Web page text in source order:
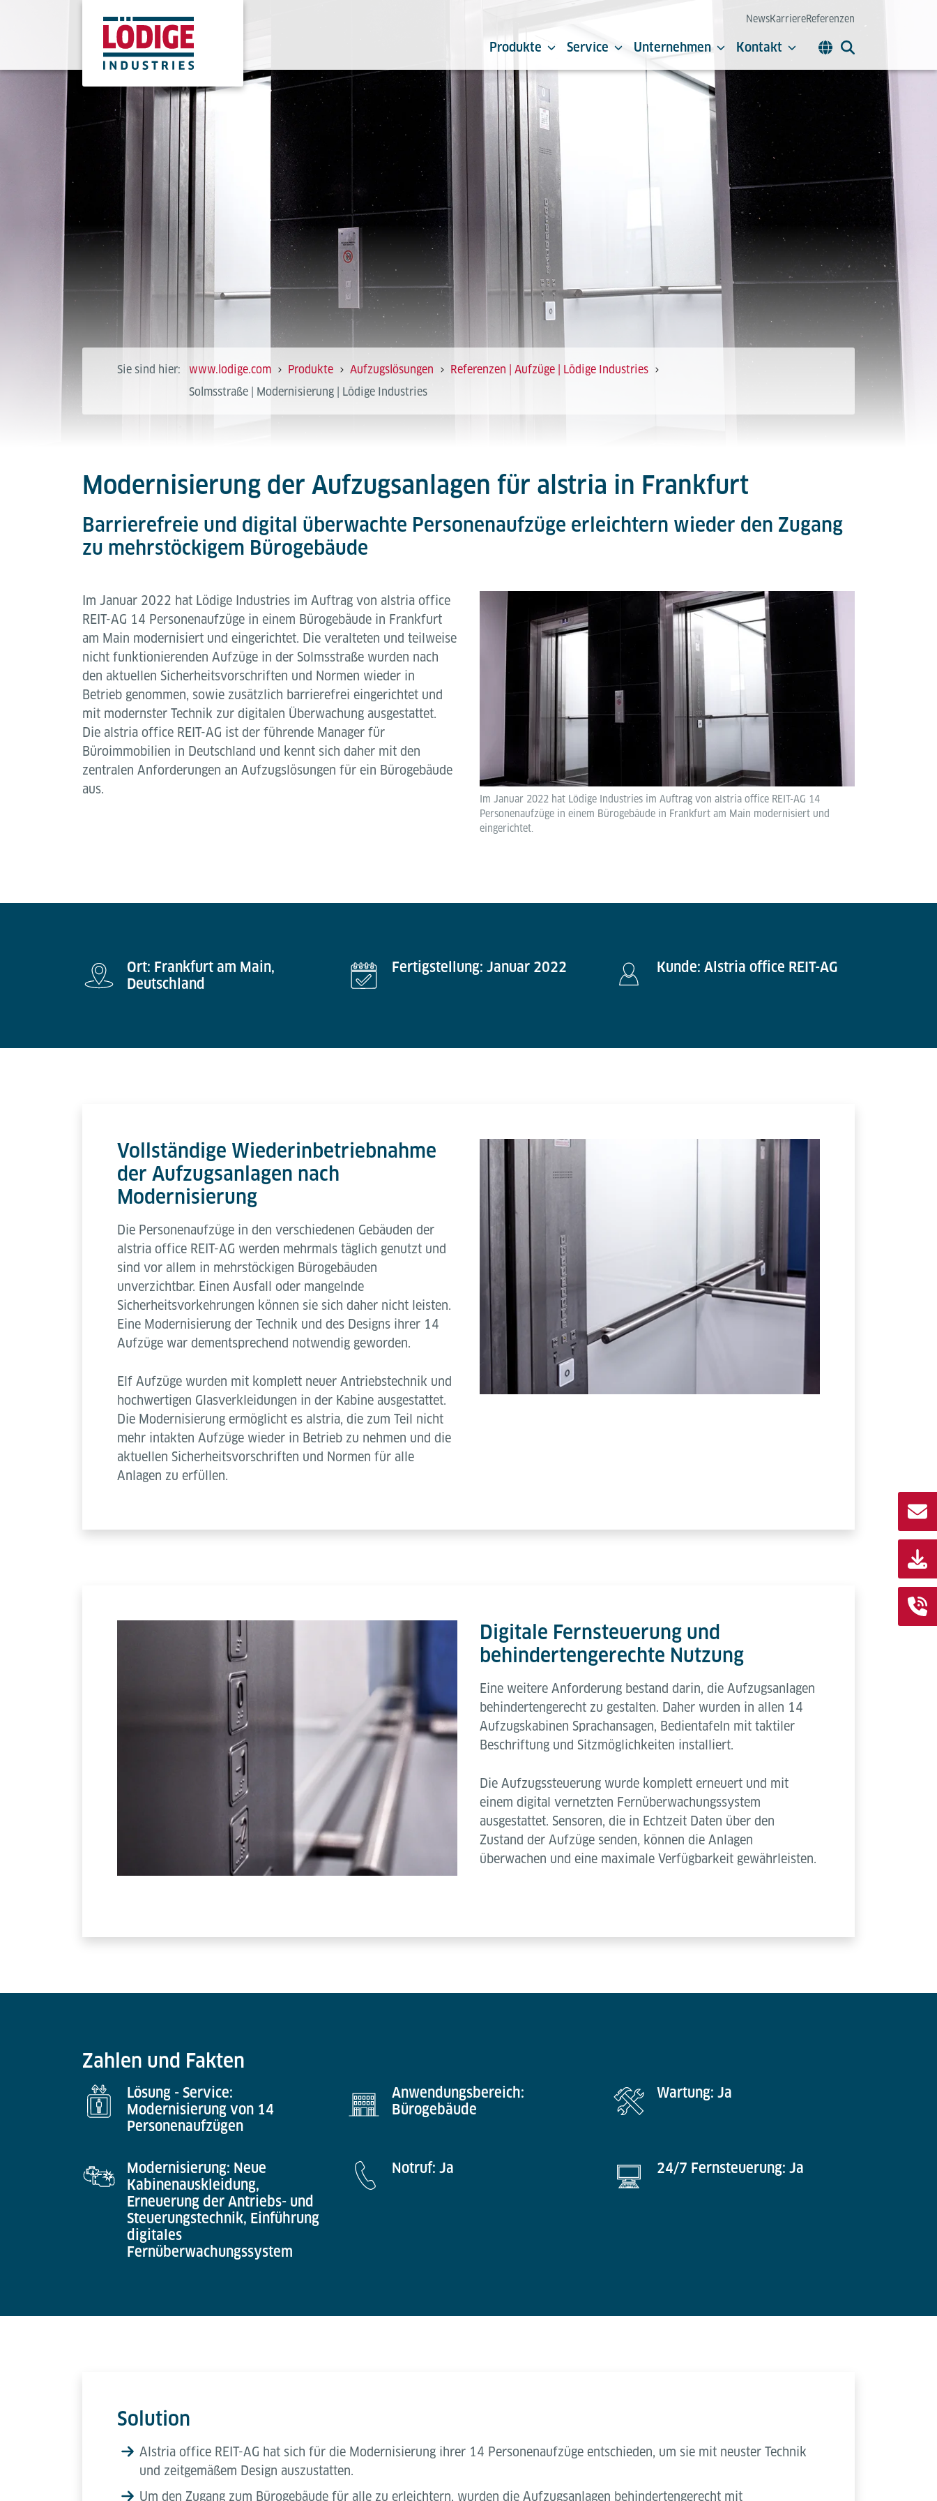
NewsKarriereReferenzen
Produkte Service Unternehmen Kontakt
Sie sind hier: www.lodige.com Produkte Aufzugslösungen
Referenzen | Aufzüge | Lödige Industries
Solmsstraße | Modernisierung | Lödige Industries
Modernisierung der Aufzugsanlagen für alstria in Frankfurt
Barrierefreie und digital überwachte Personenaufzüge erleichtern wieder den Zugang
zu mehrstöckigem Bürogebäude
Im Januar 2022 hat Lödige Industries im Auftrag von alstria office
REIT-AG 14 Personenaufzüge in einem Bürogebäude in Frankfurt
am Main modernisiert und eingerichtet. Die veralteten und teilweise
nicht funktionierenden Aufzüge in der Solmsstraße wurden nach
den aktuellen Sicherheitsvorschriften und Normen wieder in
Betrieb genommen, sowie zusätzlich barrierefrei eingerichtet und
mit modernster Technik zur digitalen Überwachung ausgestattet.
Die alstria office REIT-AG ist der führende Manager für
Büroimmobilien in Deutschland und kennt sich daher mit den
zentralen Anforderungen an Aufzugslösungen für ein Bürogebäude
aus.
Im Januar 2022 hat Lödige Industries im Auftrag von alstria office REIT-AG 14
Personenaufzüge in einem Bürogebäude in Frankfurt am Main modernisiert und
eingerichtet.
Ort: Frankfurt am Main,
Deutschland
Fertigstellung: Januar 2022 Kunde: Alstria office REIT-AG
Vollständige Wiederinbetriebnahme
der Aufzugsanlagen nach
Modernisierung
Die Personenaufzüge in den verschiedenen Gebäuden der
alstria office REIT-AG werden mehrmals täglich genutzt und
sind vor allem in mehrstöckigen Bürogebäuden
unverzichtbar. Einen Ausfall oder mangelnde
Sicherheitsvorkehrungen können sie sich daher nicht leisten.
Eine Modernisierung der Technik und des Designs ihrer 14
Aufzüge war dementsprechend notwendig geworden.
Elf Aufzüge wurden mit komplett neuer Antriebstechnik und
hochwertigen Glasverkleidungen in der Kabine ausgestattet.
Die Modernisierung ermöglicht es alstria, die zum Teil nicht
mehr intakten Aufzüge wieder in Betrieb zu nehmen und die
aktuellen Sicherheitsvorschriften und Normen für alle
Anlagen zu erfüllen.
Digitale Fernsteuerung und
behindertengerechte Nutzung
Eine weitere Anforderung bestand darin, die Aufzugsanlagen
behindertengerecht zu gestalten. Daher wurden in allen 14
Aufzugskabinen Sprachansagen, Bedientafeln mit taktiler
Beschriftung und Sitzmöglichkeiten installiert.
Die Aufzugssteuerung wurde komplett erneuert und mit
einem digital vernetzten Fernüberwachungssystem
ausgestattet. Sensoren, die in Echtzeit Daten über den
Zustand der Aufzüge senden, können die Anlagen
überwachen und eine maximale Verfügbarkeit gewährleisten.
Zahlen und Fakten
Lösung - Service:
Modernisierung von 14
Personenaufzügen
Anwendungsbereich:
Bürogebäude
Wartung: Ja
Modernisierung: Neue
Kabinenauskleidung,
Erneuerung der Antriebs- und
Steuerungstechnik, Einführung
digitales
Fernüberwachungssystem
Notruf: Ja 24/7 Fernsteuerung: Ja
Solution
Alstria office REIT-AG hat sich für die Modernisierung ihrer 14 Personenaufzüge entschieden, um sie mit neuster Technik
und zeitgemäßem Design auszustatten.
Um den Zugang zum Bürogebäude für alle zu erleichtern, wurden die Aufzugsanlagen behindertengerecht mit